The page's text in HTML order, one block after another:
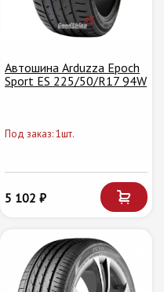
Автошина Arduzza Epoch
Sport ES 225/50/R17 94W
Под заказ: 1шт.
5 102 ₽